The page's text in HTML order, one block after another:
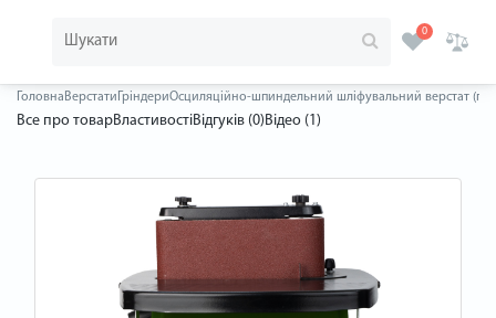
0
Головна Верстати ГріндериОсциляційно-шпиндельний шліфувальний верстат
Все про товарВластивостіВідгуків (0)Відео (1)